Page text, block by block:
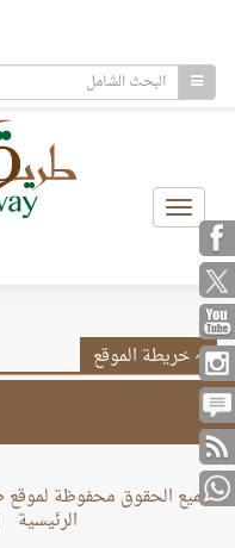
Toggle
navigation
خريطة الموقع
جميع الحقوق محفوظة لموقع طريق
الرئيسية